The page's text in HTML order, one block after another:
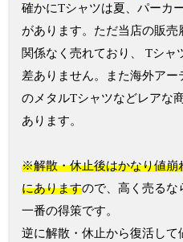
確かにTシャツは夏、パーカ
があります。ただ当店の販売
関係なく売れており、 Tシャ
差ありません。また海外ア
のメタルTシャツなどレアな
あります。
※解散・休止後はかなり値崩
にありますので、高く売るな
一番の得策です。
逆に解散・休止から復活して